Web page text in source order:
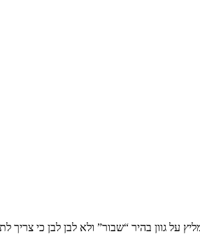
על גוון בהיר “שבור” ולא לבן לבן כי צריך